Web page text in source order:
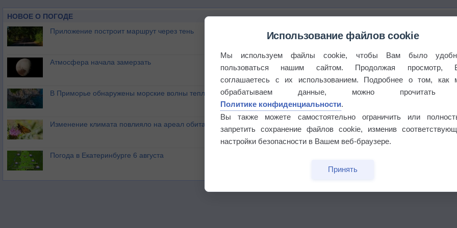
НОВОЕ О ПОГОДЕ
Приложение построит маршрут через тень
Атмосфера начала замерзать
В Приморье обнаружены морские волны тепла
Изменение климата повлияло на ареал обитания бабочек
Погода в Екатеринбурге 6 августа
Использование файлов cookie
Мы используем файлы cookie, чтобы Вам было
пользоваться нашим сайтом. Продолжая просмотр,
соглашаетесь с их использованием. Подробнее о том, как
обрабатываем данные, можно прочитать
Политике конфиденциальности.
Вы также можете самостоятельно ограничить или
запретить сохранение файлов cookie, изменив
настройки безопасности в Вашем веб-браузере.
Принять